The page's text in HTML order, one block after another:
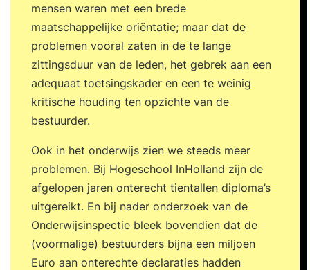
mensen waren met een brede
maatschappelijke oriëntatie; maar dat de
problemen vooral zaten in de te lange
zittingsduur van de leden, het gebrek aan een
adequaat toetsingskader en een te weinig
kritische houding ten opzichte van de
bestuurder.
Ook in het onderwijs zien we steeds meer
problemen. Bij Hogeschool InHolland zijn de
afgelopen jaren onterecht tientallen diploma’s
uitgereikt. En bij nader onderzoek van de
Onderwijsinspectie bleek bovendien dat de
(voormalige) bestuurders bijna een miljoen
Euro aan onterechte declaraties hadden